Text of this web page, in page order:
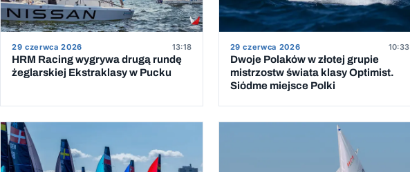
29 czerwca 2026 13:18
HRM Racing wygrywa drugą rundę
żeglarskiej Ekstraklasy w Pucku
29 czerwca 2026 10:33
Dwoje Polaków w złotej grupie
mistrzostw świata klasy Optimist.
Siódme miejsce Polki